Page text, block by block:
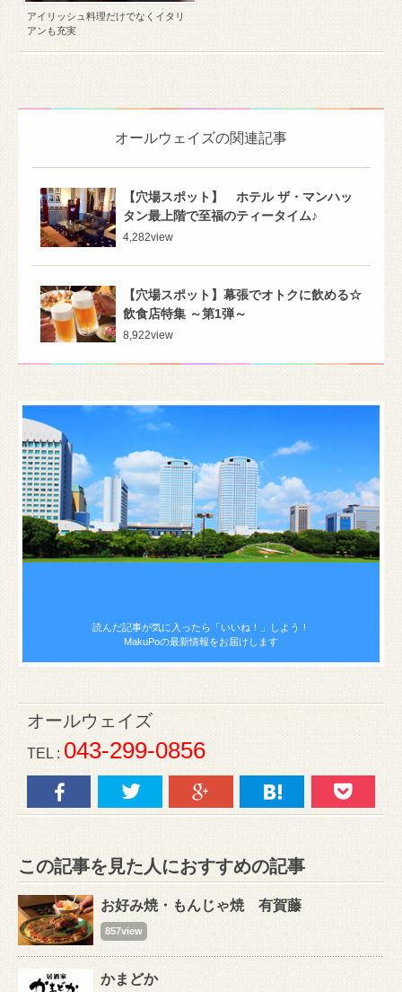
アイリッシュ料理だけでなくイタリ
アンも充実
オールウェイズの関連記事
【穴場スポット】 ホテル ザ・マンハッ
タン最上階で至福のティータイム♪
4,282view
【穴場スポット】幕張でオトクに飲める☆
飲食店特集 ～第1弾～
8,922view
読んだ記事が気に入ったら 「いいね！」しよう！
MakuPoの最新情報をお届けします
オールウェイズ
TEL : 043-299-0856
この記事を見た人におすすめの記事
お好み焼・もんじゃ焼 有賀藤
857view
かまどか